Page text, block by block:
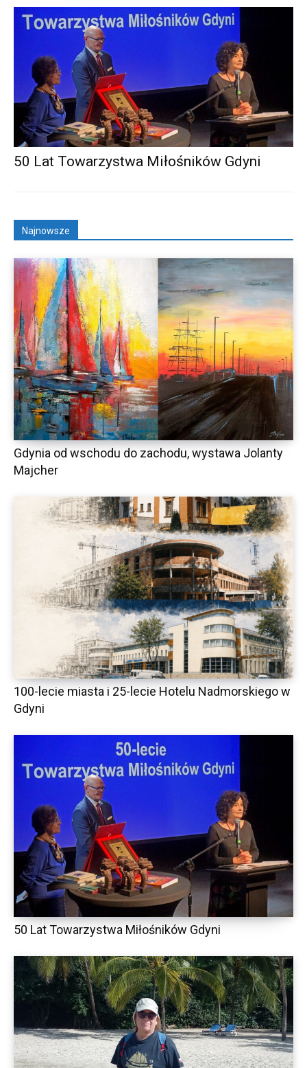
50 Lat Towarzystwa Miłośników Gdyni
Najnowsze
Gdynia od wschodu do zachodu, wystawa Jolanty
Majcher
100-lecie miasta i 25-lecie Hotelu Nadmorskiego w
Gdyni
50 Lat Towarzystwa Miłośników Gdyni